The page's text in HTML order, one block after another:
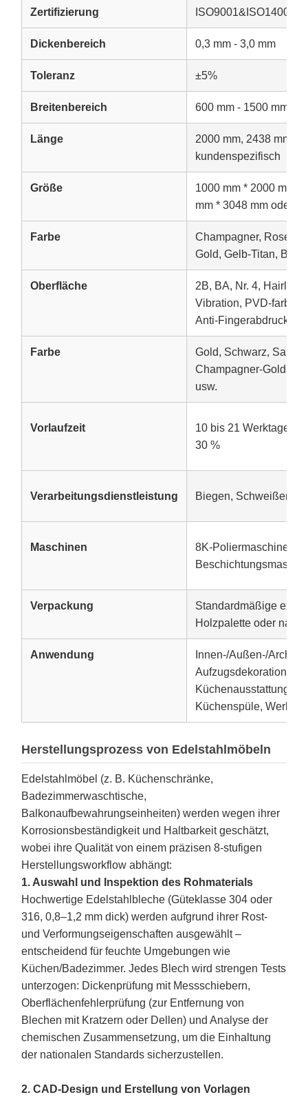
Zertifizierung ISO9001&ISO14001
Dickenbereich 0,3 mm - 3,0 mm
Toleranz ±5%
Breitenbereich 600 mm - 1500 mm
Länge
2000 mm, 2438 mm,
kundenspezifisch
Größe
1000 mm * 2000 mm,
mm * 3048 mm oder
Farbe
Champagner, Rose,
Gold, Gelb-Titan,
Oberfläche
2B, BA, Nr. 4,
Vibration, PVD-
Anti-Fingerabdruck
Farbe
Gold, Schwarz,
Champagner-Gold,
usw.
Vorlaufzeit
10 bis 21 Werktage
30 %
Verarbeitungsdienstleistung Biegen, Schweißen,
Maschinen
8K-Poliermaschinen,
Verpackung
Standardmäßige
Holzpalette oder nach
Anwendung
Innen-/Außen-/
Aufzugsdekoration,
Küchenausstattung,
Küchenspüle,
Herstellungsprozess von Edelstahlmöbeln
Edelstahlmöbel (z. B. Küchenschränke,
Badezimmerwaschtische,
Balkonaufbewahrungseinheiten) werden wegen ihrer
Korrosionsbeständigkeit und Haltbarkeit geschätzt,
wobei ihre Qualität von einem präzisen 8-stufigen
Herstellungsworkflow abhängt:
1. Auswahl und Inspektion des Rohmaterials
Hochwertige Edelstahlbleche (Güteklasse 304 oder
316, 0,8–1,2 mm dick) werden aufgrund ihrer Rost-
und Verformungseigenschaften ausgewählt –
entscheidend für feuchte Umgebungen wie
Küchen/Badezimmer. Jedes Blech wird strengen Tests
unterzogen: Dickenprüfung mit Messschiebern,
Oberflächenfehlerprüfung (zur Entfernung von
Blechen mit Kratzern oder Dellen) und Analyse der
chemischen Zusammensetzung, um die Einhaltung
der nationalen Standards sicherzustellen.
2. CAD-Design und Erstellung von Vorlagen